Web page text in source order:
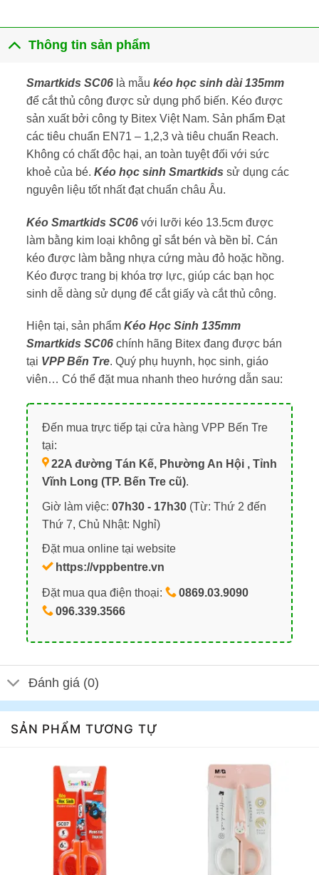
Thông tin sản phẩm
Smartkids SC06là mẫu kéo học sinh dài 135mm
để cắt thủ công được sử dụng phổ biến. Kéo được
sản xuất bởi công ty Bitex Việt Nam. Sản phẩm Đạt
các tiêu chuẩn EN71 – 1,2,3 và tiêu chuẩn Reach.
Không có chất độc hại, an toàn tuyệt đối với sức
khoẻ của bé. Kéo học sinh Smartkids sử dụng các
nguyên liệu tốt nhất đạt chuẩn châu Âu.
Kéo Smartkids SC06với lưỡi kéo 13.5cm được
làm bằng kim loại không gỉ sắt bén và bền bỉ. Cán
kéo được làm bằng nhựa cứng màu đỏ hoặc hồng.
Kéo được trang bị khóa trợ lực, giúp các bạn học
sinh dễ dàng sử dụng để cắt giấy và cắt thủ công.
Hiện tại, sản phẩm Kéo Học Sinh 135mm
Smartkids SC06chính hãng Bitex đang được bán
tại VPP Bến Tre. Quý phụ huynh, học sinh, giáo
viên… Có thể đặt mua nhanh theo hướng dẫn sau:
Đến mua trực tiếp tại cửa hàng VPP Bến Tre
tại:
22A đường Tán Kế, Phường An Hội , Tỉnh
Vĩnh Long (TP. Bến Tre cũ).
Giờ làm việc: 07h30 - 17h30(Từ: Thứ 2 đến
Thứ 7, Chủ Nhật: Nghỉ)
Đặt mua online tại website
https://vppbentre.vn
Đặt mua qua điện thoại:
0869.03.9090
096.339.3566
Đánh giá (0)
SẢN PHẨM TƯƠNG TỰ